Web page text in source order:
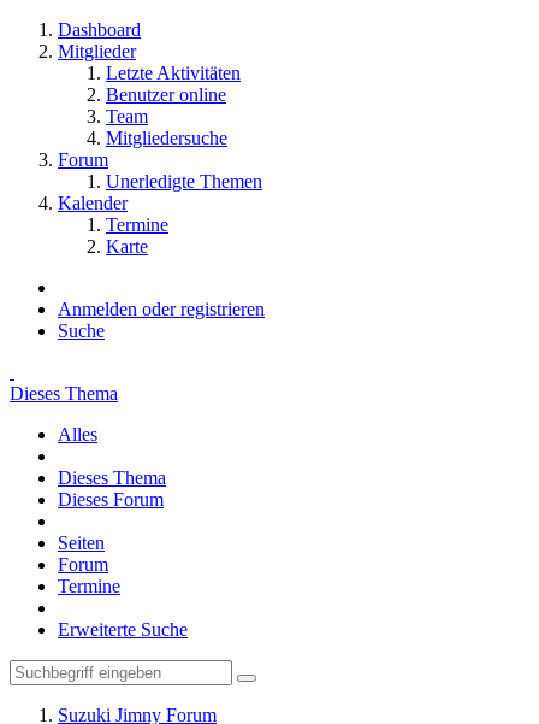
Dashboard
Mitglieder
Letzte Aktivitäten
Benutzer online
Team
Mitgliedersuche
Forum
Unerledigte Themen
Kalender
Termine
Karte
Anmelden oder registrieren
Suche
Dieses Thema
Alles
Dieses Thema
Dieses Forum
Seiten
Forum
Termine
Erweiterte Suche
Suzuki Jimny Forum